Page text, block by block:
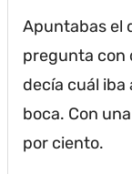
Apuntabas el
pregunta con
decía cuál iba
boca. Con
por ciento.